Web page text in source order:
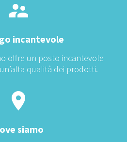
incantevole
offre un posto incantevole
qualità dei prodotti.
siamo